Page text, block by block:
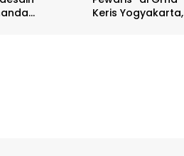
Keris Yogyakarta,